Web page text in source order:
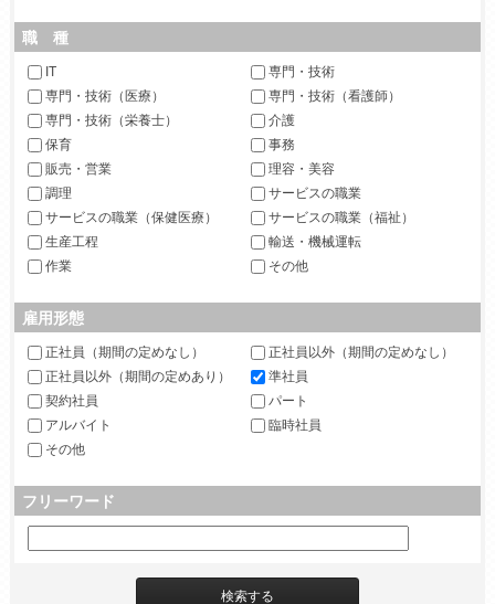
職 種
IT
専門・技術
専門・技術（医療）
専門・技術（看護師）
専門・技術（栄養士）
介護
保育
事務
販売・営業
理容・美容
調理
サービスの職業
サービスの職業（保健医療）
サービスの職業（福祉）
生産工程
輸送・機械運転
作業
その他
雇用形態
正社員（期間の定めなし）
正社員以外（期間の定めなし）
正社員以外（期間の定めあり）
準社員
契約社員
パート
アルバイト
臨時社員
その他
フリーワード